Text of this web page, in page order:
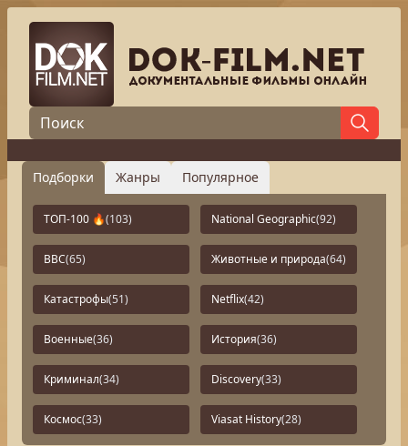
Подборки Жанры Популярное
ТОП-100 🔥(103) National Geographic(92)
BBC(65) Животные и природа(64)
Катастрофы(51) Netflix(42)
Военные(36) История(36)
Криминал(34) Discovery(33)
Космос(33) Viasat History(28)